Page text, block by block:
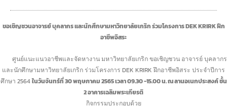
ขอเชิญชวนอาจารย์ บุคลากร และนักศึกษามหาวิทยาลัยเกริก ร่วมโครงการ DEK KRIRK ฝึก
อาชีพอิสระ
ศูนย์แนะแนวอาชีพและจัดหางาน มหาวิทยาลัยเกริก ขอเชิญชวน อาจารย์ บุคลากร
และนักศึกษามหาวิทยาลัยเกริก ร่วมโครงการ DEK KRIRK ฝึกอาชีพอิสระ ประจำปีการ
ศึกษา 2564ในวันจันทร์ที่ 30 พฤษภาคม 2565 เวลา 09.30 -15.00 น. ณ ลานอเนกประสงค์ ชั้น
2 อาคารเฉลิมพระเกียรติ
กิจกรรมประกอบด้วย